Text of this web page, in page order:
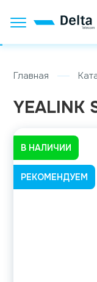
Главная
YEALINK
В НАЛИЧИИ
РЕКОМЕНДУЕМ